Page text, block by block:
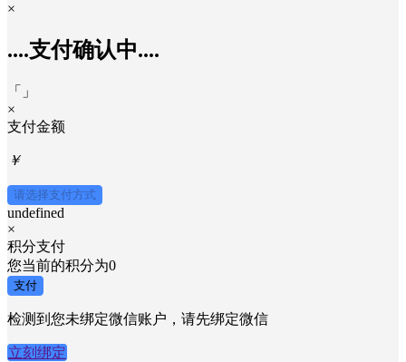
×
....支付确认中....
「
」
×
支付金额
￥
请选择支付方式
undefined
×
积分支付
您当前的积分为0
支付
检测到您未绑定微信账户，请先绑定微信
立刻绑定